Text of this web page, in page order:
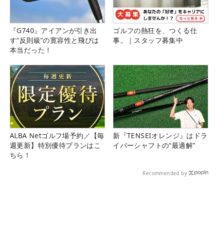
『G740』アイアンが引き出
す“反則級”の寛容性と飛びは
本当だった！
ゴルフの熱狂を、つくる仕
事。｜スタッフ募集中
ALBA Netゴルフ場予約／【毎
週更新】特別優待プランはこ
ちら！
新『TENSEIオレンジ』はドラ
イバーシャフトの“最適解”
Recommended by